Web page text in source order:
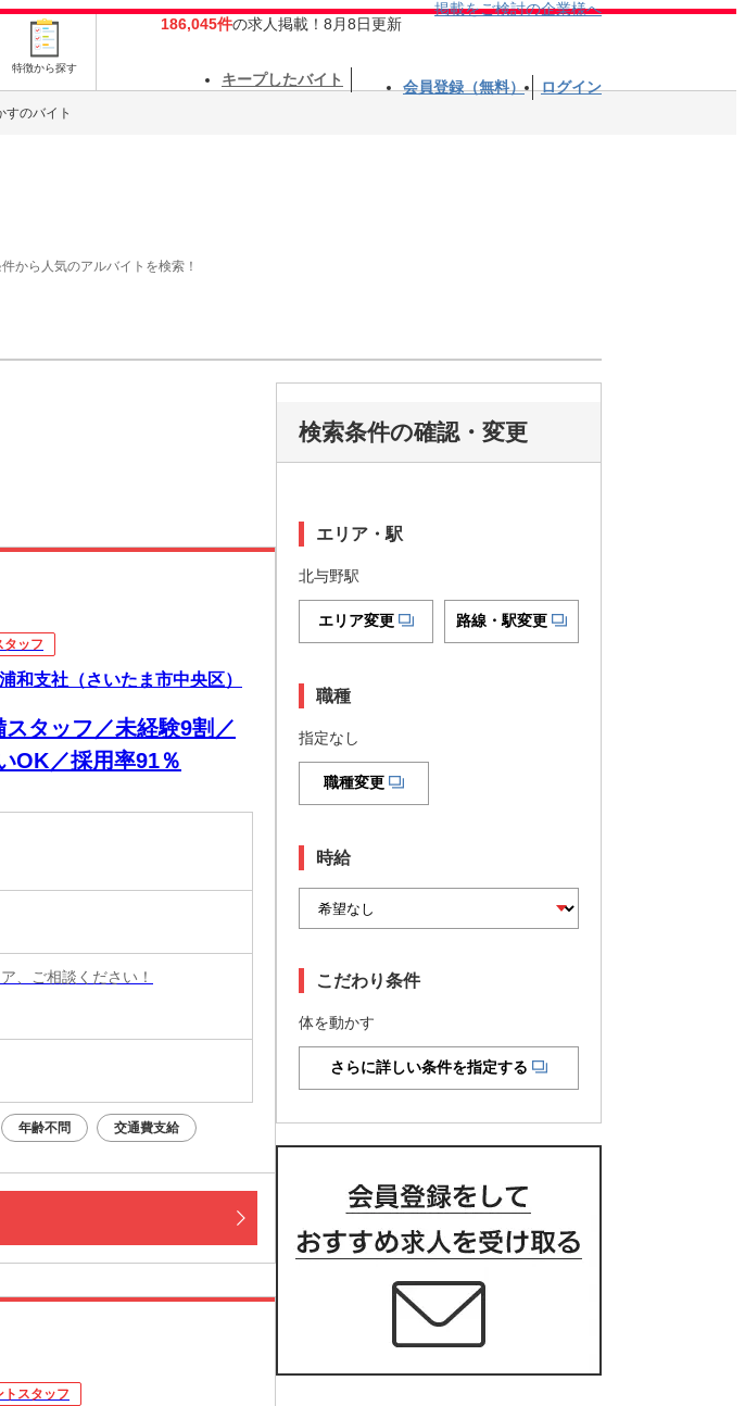
特徴から探す
186,045件の求人掲載！8月8日更新
掲載をご検討の企業様へ
キープしたバイト 会員登録（無料） ログイン
すのバイト
から人気のアルバイトを検索！
タッフ
和支社（さいたま市中央区）
タッフ／未経験9割／
OK／採用率91％
、ご相談ください！
年齢不問 交通費支給
トスタッフ
検索条件の確認・変更
エリア・駅
北与野駅
エリア変更 路線・駅変更
職種
指定なし
職種変更
時給
こだわり条件
体を動かす
さらに詳しい条件を指定する